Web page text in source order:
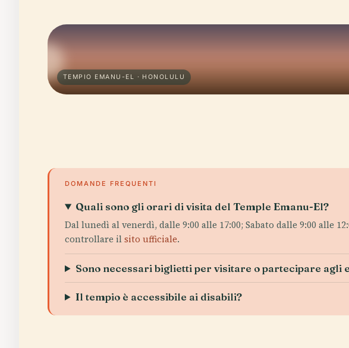
TEMPIO EMANU-EL · HONOLULU
DOMANDE FREQUENTI
Quali sono gli orari di visita del Temple Emanu-El?
Dal lunedì al venerdì, dalle 9:00 alle 17:00; Sabato dalle 9:00 alle
controllare ilsito ufficiale.
Sono necessari biglietti per visitare o partecipare agli
Il tempio è accessibile ai disabili?